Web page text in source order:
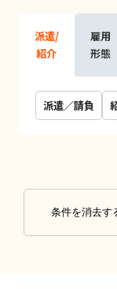
派遣/
紹介
雇用
形態
派遣／請負
条件を消去す